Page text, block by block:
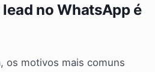
no WhatsApp é
os motivos mais comuns